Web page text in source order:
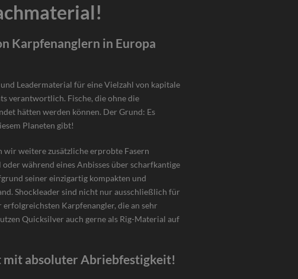
Karpfenanglern in Europa
Leadermaterial für eine Vielzahl von kapitale
verantwortlich. Fische, die ohne die
hätten werden können. Der Grund: Es
Planeten gibt!
wir weitere zusätzliche erprobte Fasern
während eines Anbisses über scharfkantige
seiner einzigartig kompakten und
Shockleader sind nicht nur ausschließlich für
erfolgreichsten Karpfenangler, die an sehr
Quicksilver auch gerne als Rig-Material auf
absoluter Abriebfestigkeit!